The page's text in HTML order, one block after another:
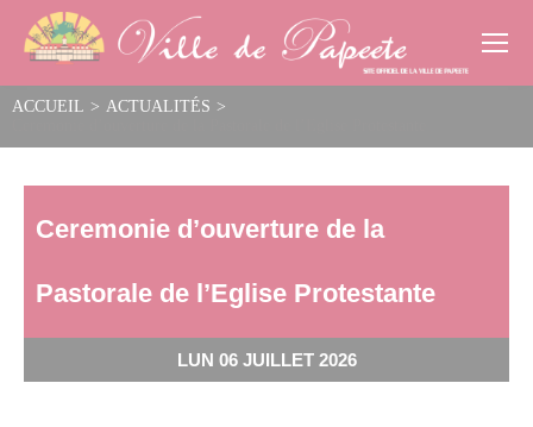
ACCUEIL > ACTUALITÉS >
Ceremonie d’ouverture de la
Pastorale de l’Eglise Protestante
LUN 06 JUILLET 2026
Cookies management panel